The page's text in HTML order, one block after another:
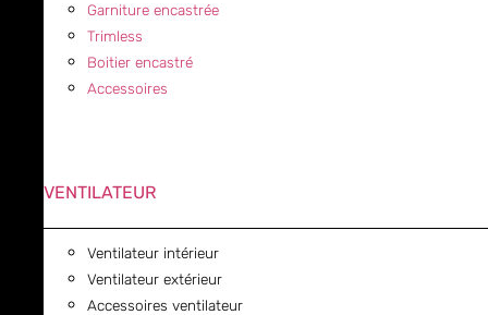
Garniture encastrée
Trimless
Boitier encastré
Accessoires
VENTILATEUR
Ventilateur intérieur
Ventilateur extérieur
Accessoires ventilateur